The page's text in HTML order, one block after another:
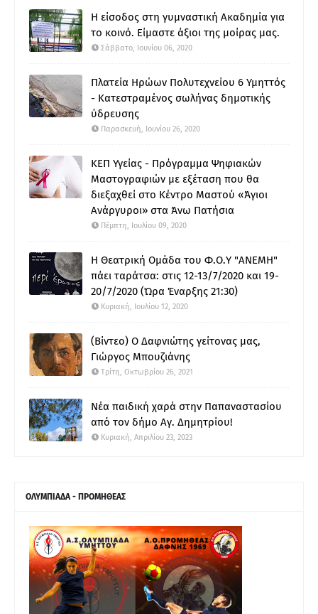
Η είσοδος στη γυμναστική Ακαδημία για
το κοινό. Είμαστε άξιοι της μοίρας μας.
Σάββατο, Ιουνίου 06, 2020
Πλατεία Ηρώων Πολυτεχνείου 6 Υμηττός
- Κατεστραμένος σωλήνας δημοτικής
ύδρευσης
Παρασκευή, Ιουνίου 26, 2020
ΚΕΠ Υγείας - Πρόγραμμα Ψηφιακών
Μαστογραφιών με εξέταση που θα
διεξαχθεί στο Κέντρο Μαστού «Άγιοι
Ανάργυροι» στα Άνω Πατήσια
Πέμπτη, Ιουλίου 09, 2020
Η Θεατρική Ομάδα του Φ.Ο.Υ "ΑΝΕΜΗ"
πάει ταράτσα: στις 12-13/7/2020 και 19-
20/7/2020 (Ώρα Έναρξης 21:30)
Κυριακή, Ιουλίου 12, 2020
(Βίντεο) Ο Δαφνιώτης γείτονας μας,
Γιώργος Μπουζιάνης
Τρίτη, Οκτωβρίου 26, 2021
Νέα παιδική χαρά στην Παπαναστασίου
από τον δήμο Αγ. Δημητρίου!
Κυριακή, Απριλίου 23, 2023
ΟΛΥΜΠΙΑΔΑ - ΠΡΟΜΗΘΕΑΣ